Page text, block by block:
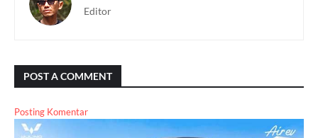
Editor
POST A COMMENT
Posting Komentar